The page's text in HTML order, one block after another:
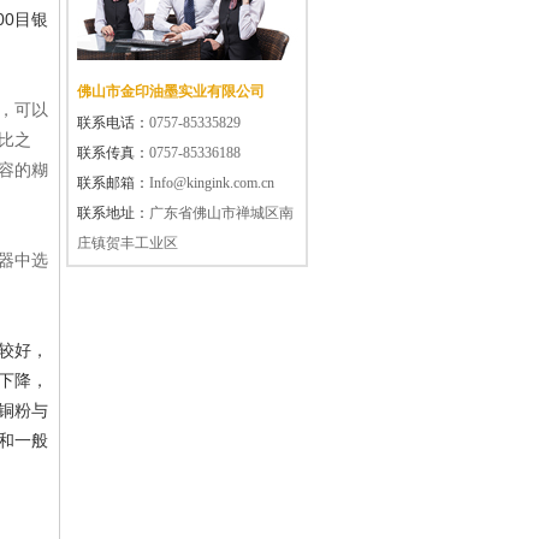
目银
可以
之
的糊
中选
好，
降，
粉与
一般
佛山市金印油墨实业有限公司
联系电话： 0757-85335829
联系传真： 0757-85336188
联系邮箱： Info@kingink.com.cn
联系地址： 广东省佛山市禅城区南
庄镇贺丰工业区